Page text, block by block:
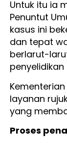
Untuk itu ia
Penuntut
kasus ini
dan tepat
berlarut-
layanan
yang
Proses